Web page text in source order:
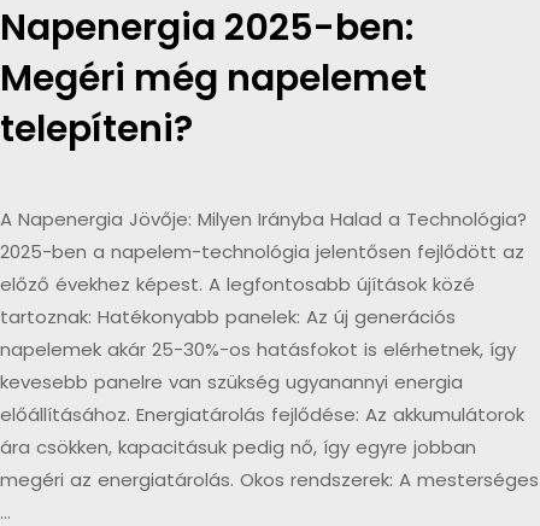
Napenergia 2025-ben:
Megéri még napelemet
telepíteni?
A Napenergia Jövője: Milyen Irányba Halad a Technológia?
2025-ben a napelem-technológia jelentősen fejlődött az
előző évekhez képest. A legfontosabb újítások közé
tartoznak: Hatékonyabb panelek: Az új generációs
napelemek akár 25-30%-os hatásfokot is elérhetnek, így
kevesebb panelre van szükség ugyanannyi energia
előállításához. Energiatárolás fejlődése: Az akkumulátorok
ára csökken, kapacitásuk pedig nő, így egyre jobban
megéri az energiatárolás. Okos rendszerek: A mesterséges
…